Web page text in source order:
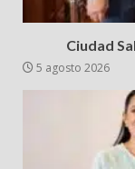
Ciudad
5 agosto 2026